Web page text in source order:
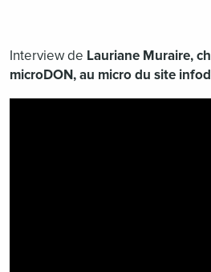
Interview de Lauriane Muraire,
microDON, au micro du site